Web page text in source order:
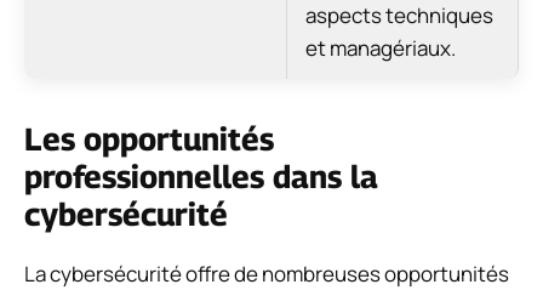
aspects techniques
et managériaux.
Les opportunités
professionnelles dans la
cybersécurité
La cybersécurité offre de nombreuses opportunités